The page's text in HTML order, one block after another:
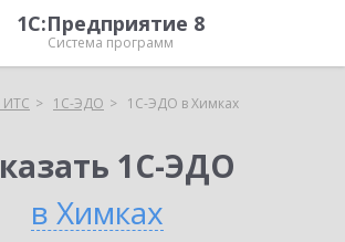
1С:Предприятие 8
Система программ
ИТС 1С-ЭДО 1С-ЭДО в Химках
1С-ЭДО
в Химках